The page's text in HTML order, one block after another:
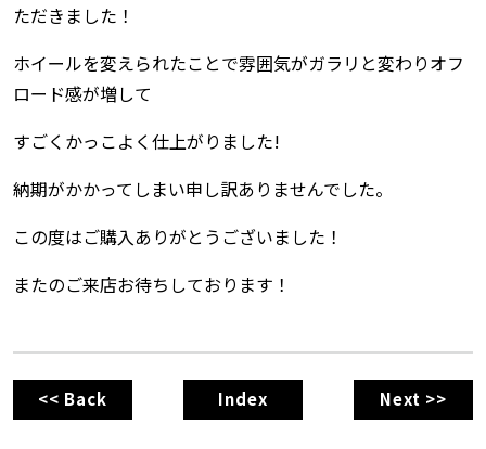
ただきました！
ホイールを変えられたことで雰囲気がガラリと変わりオフ
ロード感が増して
すごくかっこよく仕上がりました!
納期がかかってしまい申し訳ありませんでした。
この度はご購入ありがとうございました！
またのご来店お待ちしております！
<< Back Index Next >>